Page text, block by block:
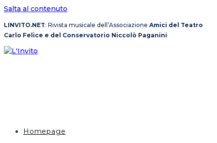
Salta al contenuto
LINVITO.NET: Rivista musicale dell’Associazione Amici del Teatro
Carlo Felice e del Conservatorio Niccolò Paganini
Homepage